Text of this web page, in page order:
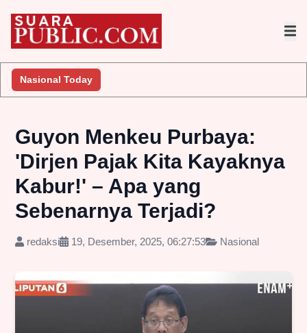
Nasional Today
Guyon Menkeu Purbaya:
'Dirjen Pajak Kita Kayaknya
Kabur!' – Apa yang
Sebenarnya Terjadi?
redaksi 19, Desember, 2025, 06:27:53 Nasional